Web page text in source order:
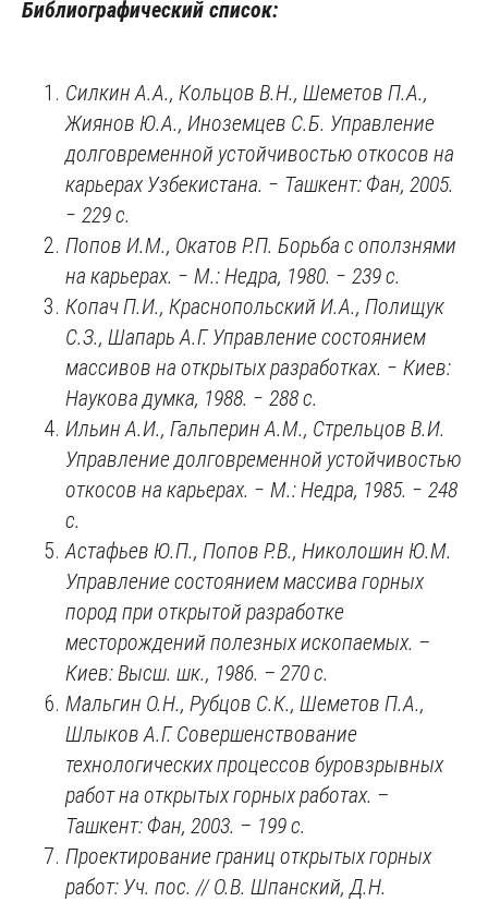
Библиографический список:
Силкин А.А., Кольцов В.Н., Шеметов П.А.,
Жиянов Ю.А., Иноземцев С.Б. Управление
долговременной устойчивостью откосов на
карьерах Узбекистана. ‒ Ташкент: Фан, 2005.
‒ 229 с.
Попов И.М., Окатов Р.П. Борьба с оползнями
на карьерах. ‒ М.: Недра, 1980. ‒ 239c.
Копач П.И., Краснопольский И.А., Полищук
С.З., Шапарь А.Г. Управление состоянием
массивов на открытых разработках. ‒ Киев:
Наукова думка, 1988. ‒ 288 с.
Ильин А.И., Гальперин А.М., Стрельцов В.И.
Управление долговременной устойчивостью
откосов на карьерах. ‒ М.: Недра, 1985. ‒ 248
с.
Астафьев Ю.П., Попов Р.В., Николошин Ю.М.
Управление состоянием массива горных
пород при открытой разработке
месторождений полезных ископаемых. –
Киев: Высш. шк., 1986. – 270 с.
Мальгин О.Н., Рубцов С.К., Шеметов П.А.,
Шлыков А.Г. Совершенствование
технологических процессов буровзрывных
работ на открытых горных работах. –
Ташкент: Фан, 2003. – 199 с.
Проектирование границ открытых горных
работ: Уч. пос. // О.В. Шпанский, Д.Н.